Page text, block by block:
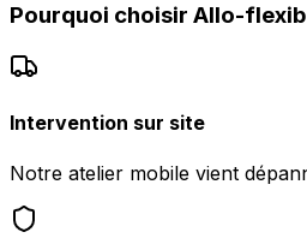
Pourquoi choisir Allo-
Intervention sur site
Notre atelier mobile vient